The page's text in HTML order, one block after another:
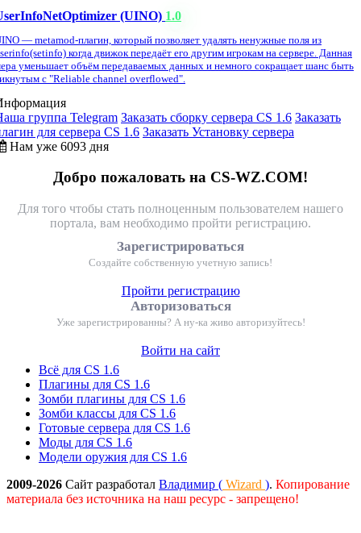
(UINO) 1.0
— metamod-плагин, который позволяет удалять ненужные поля из
когда движок передаёт его другим игрокам на сервере. Данная
уменьшает объём передаваемых данных и немного сокращает шанс быть
с "Reliable channel overflowed".
группа Telegram Заказать сборку сервера CS 1.6 Заказать
для сервера CS 1.6 Заказать Установку сервера
Нам уже 6093 дня
Добро пожаловать на CS-WZ.COM!
Для того чтобы стать полноценным пользователем нашего
портала, вам необходимо пройти регистрацию.
Зарегистрироваться
Создайте собственную учетную запись!
Пройти регистрацию
Авторизоваться
Уже зарегистрированны? А ну-ка живо авторизуйтесь!
Войти на сайт
Всё для CS 1.6
Плагины для CS 1.6
Зомби плагины для CS 1.6
Зомби классы для CS 1.6
Готовые сервера для CS 1.6
Моды для CS 1.6
Модели оружия для CS 1.6
2009-2026 Сайт разработал Владимир ( Wizard ). Копирование
материала без источника на наш ресурс - запрещено!